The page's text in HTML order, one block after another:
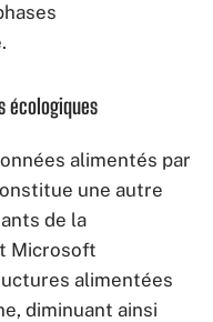
écologiques
alimentés par
une autre
de la
Microsoft
alimentées
diminuant ainsi